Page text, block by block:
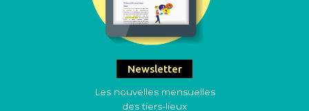
Newsletter
Les nouvelles mensuelles
des tiers-lieux